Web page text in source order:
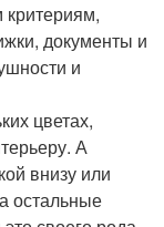
документы и
и
цветах,
А
внизу или
остальные